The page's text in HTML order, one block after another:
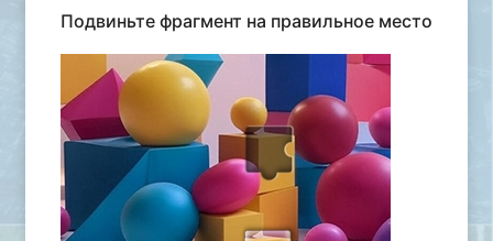
Подвиньте фрагмент на правильное место